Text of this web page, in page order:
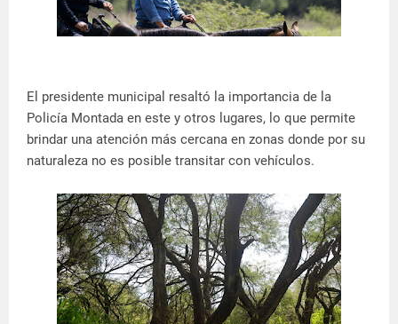
El presidente municipal resaltó la importancia de la
Policía Montada en este y otros lugares, lo que permite
brindar una atención más cercana en zonas donde por su
naturaleza no es posible transitar con vehículos.